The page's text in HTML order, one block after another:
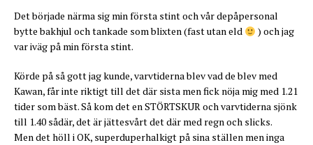
Det började närma sig min första stint och vår depåpersonal
bytte bakhjul och tankade som blixten (fast utan eld
) och jag
var iväg på min första stint.
Körde på så gott jag kunde, varvtiderna blev vad de blev med
Kawan, får inte riktigt till det där sista men fick nöja mig med 1.21
tider som bäst. Så kom det en STÖRTSKUR och varvtiderna sjönk
till 1.40 sådär, det är jättesvårt det där med regn och slicks.
Men det höll i OK, superduperhalkigt på sina ställen men inga